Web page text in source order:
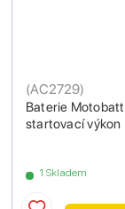
Baterie
startovací výkon
(AC2729)
1 Skladem